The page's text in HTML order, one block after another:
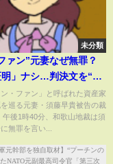
未分類
ァン”元妻なぜ無罪？
明」ナシ…判決文を“読
「氷砂糖の可能性もあ
と認定できぬ」 無罪
ン・ファン」と呼ばれた資産家
巡る元妻・須藤早貴被告の裁
午後1時40分、和歌山地裁は須
無罪を言い...